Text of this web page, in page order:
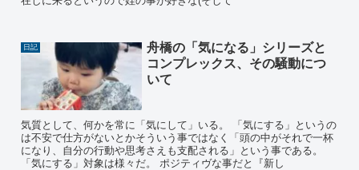
日記
舟橋の「気になる」シリーズと
コンプレックス、その騒動につ
いて
気質として、何かを常に「気にして」いる。 「気にする」というの
は不安で仕方がないとかそういう事ではなく「頭の中がそれで一杯
になり、自分の行動や思考さえも支配される」という事である。
「気にする」対象は様々だ。 ポジティヴな事だと『新し